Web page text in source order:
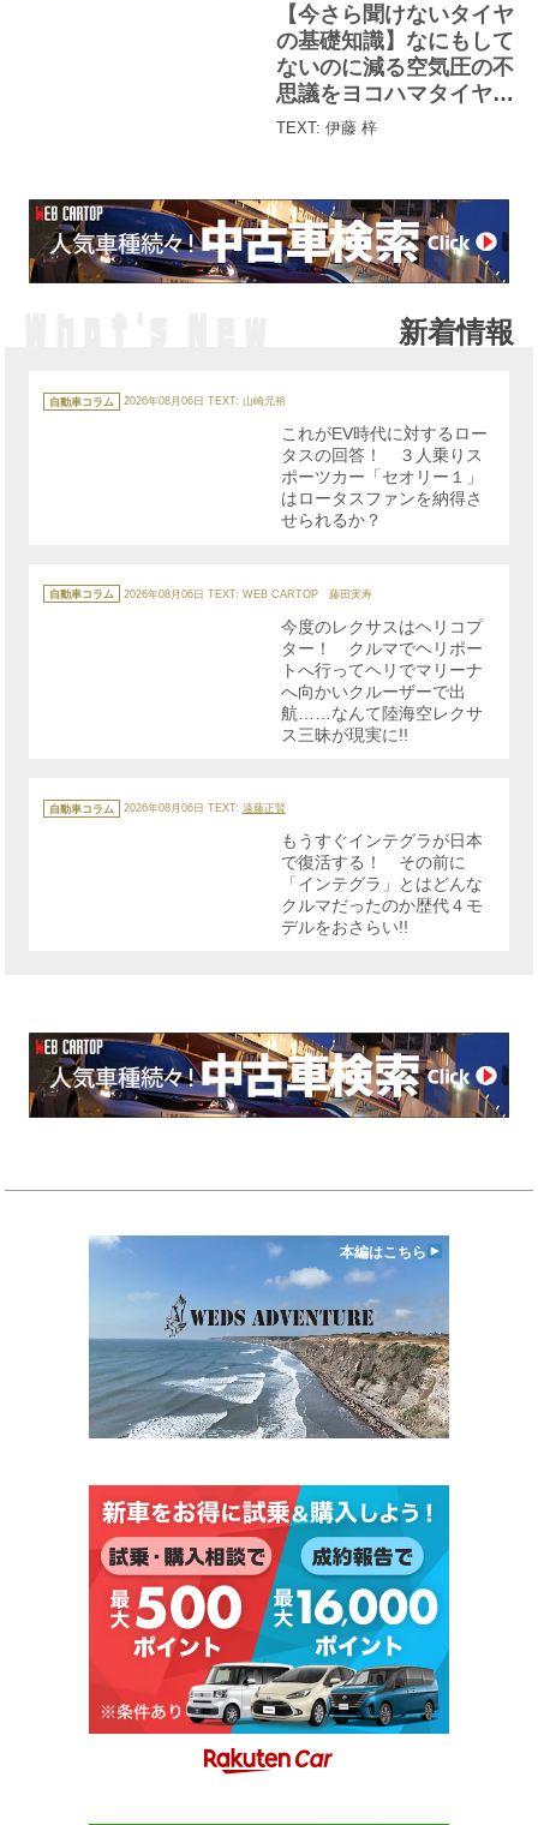
【今さら聞けないタイヤ
の基礎知識】なにもして
ないのに減る空気圧の不
思議をヨコハマタイヤに
直撃！
TEXT: 伊藤 梓
新着情報
テ
ゴ
自動車コラム 2026年08月06日 TEXT: 山崎元裕
これがEV時代に対するロー
タスの回答！ ３人乗りス
ポーツカー「セオリー１」
はロータスファンを納得さ
せられるか？
テ
ゴ
自動車コラム 2026年08月06日 TEXT: WEB CARTOP 藤田実寿
今度のレクサスはヘリコプ
ター！ クルマでヘリポー
トへ行ってヘリでマリーナ
へ向かいクルーザーで出
航……なんて陸海空レクサ
ス三昧が現実に!!
テ
ゴ
自動車コラム 2026年08月06日 TEXT: 遠藤正賢
もうすぐインテグラが日本
で復活する！ その前に
「インテグラ」とはどんな
クルマだったのか歴代４モ
デルをおさらい!!
本編はこちら